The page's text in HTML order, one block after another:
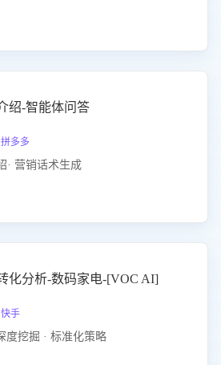
绍-智能体问答
多多
· 营销话术生成
化分析-数码家电-[VOC AI]
手
度挖掘 · 标准化策略